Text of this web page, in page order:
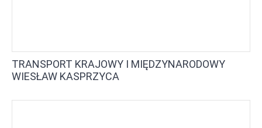
TRANSPORT KRAJOWY I MIĘDZYNARODOWY
WIESŁAW KASPRZYCA